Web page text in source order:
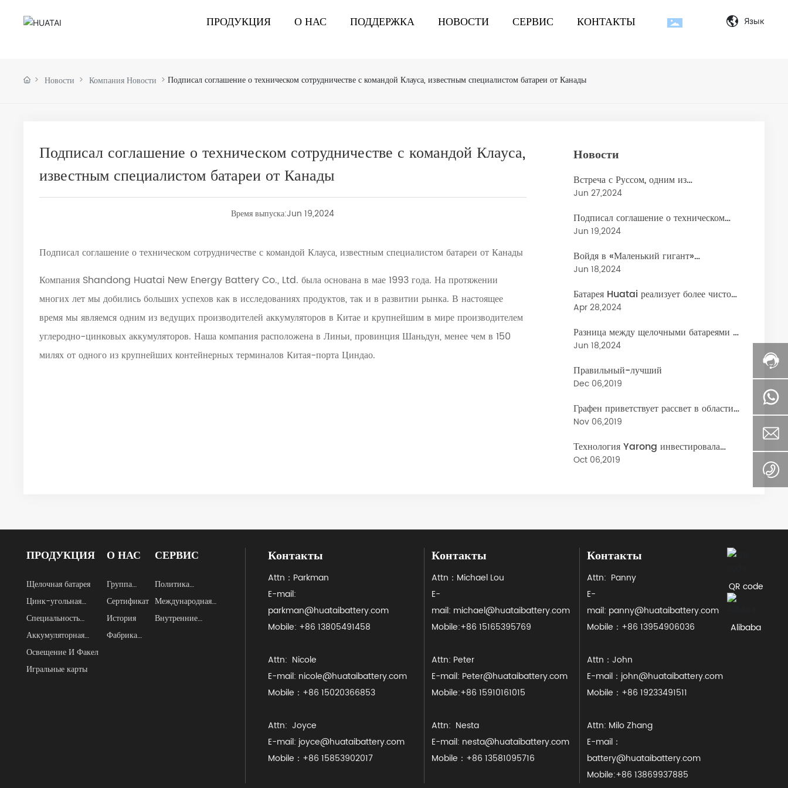
ПРОДУКЦИЯ О НАС ПОДДЕРЖКА НОВОСТИ СЕРВИС КОНТАКТЫ Язык
Новости Компания Новости Подписал соглашение о техническом сотрудничестве с командой Клауса, известным специалистом батареи от Канады
Подписал соглашение о техническом сотрудничестве с командой Клауса,
известным специалистом батареи от Канады
Время выпуска:Jun 19,2024
Подписал соглашение о техническом сотрудничестве с командой Клауса, известным специалистом батареи от Канады
Компания Shandong Huatai New Energy Battery Co., Ltd. была основана в мае 1993 года. На протяжении
многих лет мы добились больших успехов как в исследованиях продуктов, так и в развитии рынка. В настоящее
время мы являемся одним из ведущих производителей аккумуляторов в Китае и крупнейшим в мире производителем
углеродно-цинковых аккумуляторов. Наша компания расположена в Линьи, провинция Шаньдун, менее чем в 150
милях от одного из крупнейших контейнерных терминалов Китая-порта Циндао.
Новости
Встреча с Руссом, одним из
единственных агентов
Jun 27,2024
Подписал соглашение о техническом
сотрудничестве с командой Клауса,
Канады
Jun 19,2024
Войдя в «Маленький гигант»
специализированных и специальных
Energy Battery Co., Ltd.:
сверхмощная «Интеллектуальное
производство» для лучшей жизни
Jun 18,2024
Батарея Huatai реализует более чистое
производство аудит информации
Apr 28,2024
Разница между щелочными батареями и
угольными батареями
Jun 18,2024
Правильный-лучший
Dec 06,2019
Графен приветствует рассвет в области
батарей, который может ускорить чипы
Nov 06,2019
Технология Yarong инвестировала
1,49 миллиарда юаней для того чтобы
Oct 06,2019
ПРОДУКЦИЯ
Щелочная батарея
Цинк-угольная
батарея
Специальность
Аккумулятор
Аккумуляторная
батарея
Освещение И Факел
Игральные карты
О НАС
Группа
Хатай
Сертификат
История
Фабрика
СЕРВИС
Политика
обслуживания
Международная
торговля
Внутренние
Контакты
Attn：Parkman
E-mail:
parkman@huataibattery.com
Mobile: +86 13805491458
Attn: Nicole
E-mail: nicole@huataibattery.com
Mobile：+86 15020366853
Attn: Joyce
E-mail: joyce@huataibattery.com
Mobile：+86 15853902017
Контакты
Attn：Michael Lou
E-
mail: michael@huataibattery.com
Mobile:+86 15165395769
Attn: Peter
E-mail: Peter@huataibattery.com
Mobile:+86 15910161015
Attn: Nesta
E-mail: nesta@huataibattery.com
Mobile：+86 13581095716
Контакты
Attn: Panny
E-
mail: panny@huataibattery.com
Mobile：+86 13954906036
Attn：John
E-mail： john@huataibattery.com
Mobile： +86 19233491511
Attn: Milo Zhang
E-mail：
battery@huataibattery.com
Mobile:+86 13869937885
QR code
Alibaba